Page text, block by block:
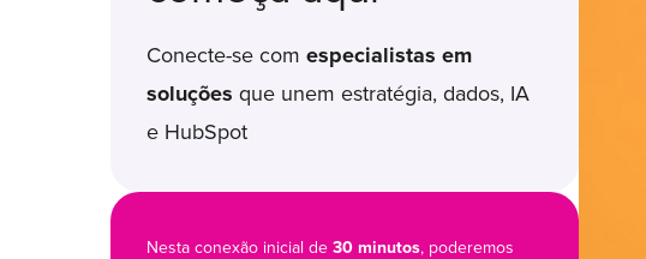
Conecte-se comespecialistas em
soluções que unem estratégia, dados, IA
e HubSpot
Nesta conexão inicial de30 minutos, poderemos